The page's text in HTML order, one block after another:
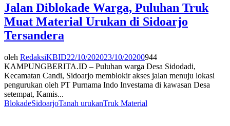
Jalan Diblokade Warga, Puluhan Truk
Muat Material Urukan di Sidoarjo
Tersandera
oleh RedaksiKBID22/10/202023/10/20200944
KAMPUNGBERITA.ID – Puluhan warga Desa Sidodadi,
Kecamatan Candi, Sidoarjo memblokir akses jalan menuju lokasi
pengurukan oleh PT Purnama Indo Investama di kawasan Desa
setempat, Kamis...
BlokadeSidoarjoTanah urukanTruk Material